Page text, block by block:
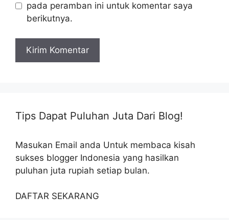
pada peramban ini untuk komentar saya
berikutnya.
Tips Dapat Puluhan Juta Dari Blog!
Masukan Email anda Untuk membaca kisah
sukses blogger Indonesia yang hasilkan
puluhan juta rupiah setiap bulan.
DAFTAR SEKARANG